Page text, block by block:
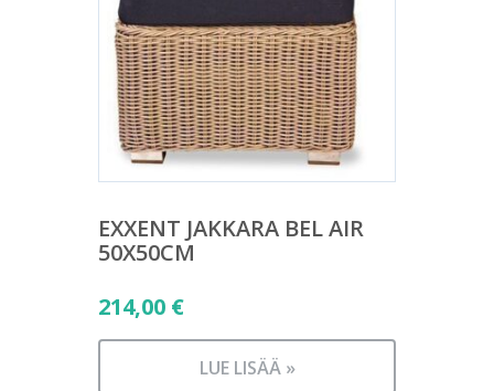
EXXENT JAKKARA BEL AIR
50X50CM
214,00 €
LUE LISÄÄ »